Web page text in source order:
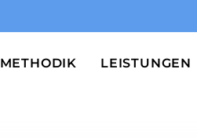
METHODIK LEISTUNGEN